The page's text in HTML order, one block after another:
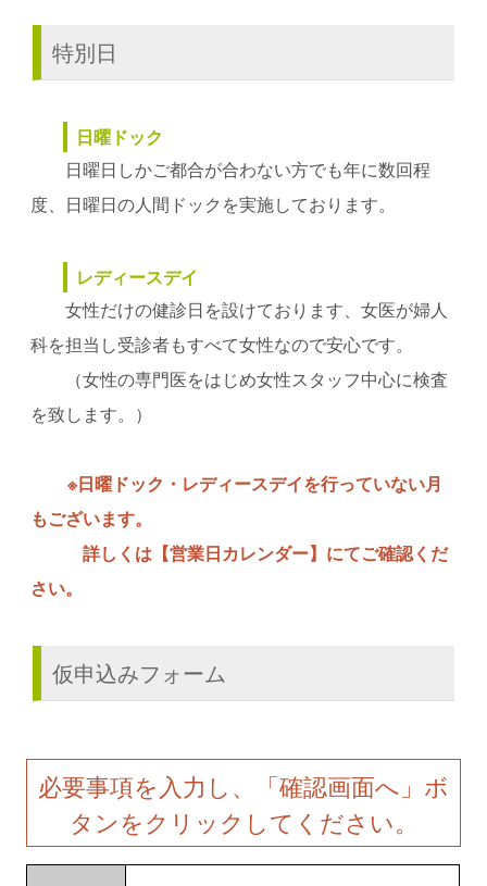
特別日
日曜ドック
日曜日しかご都合が合わない方でも年に数回程
度、日曜日の人間ドックを実施しております。
レディースデイ
女性だけの健診日を設けております、女医が婦人
科を担当し受診者もすべて女性なので安心です。
（女性の専門医をはじめ女性スタッフ中心に検査
を致します。）
※日曜ドック・レディースデイを行っていない月
もございます。
詳しくは【営業日カレンダー】にてご確認くだ
さい。
仮申込みフォーム
必要事項を入力し、「確認画面へ」ボ
タンをクリックしてください。